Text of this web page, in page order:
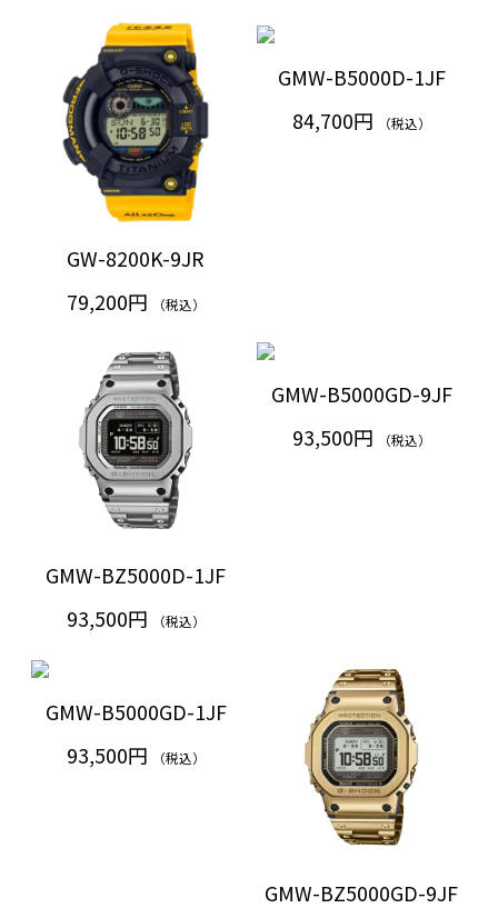
GW-8200K-9JR
79,200円
（税込）
GMW-B5000D-1JF
84,700円
（税込）
GMW-BZ5000D-1JF
93,500円
（税込）
GMW-B5000GD-9JF
93,500円
（税込）
GMW-B5000GD-1JF
93,500円
（税込）
GMW-BZ5000GD-9JF